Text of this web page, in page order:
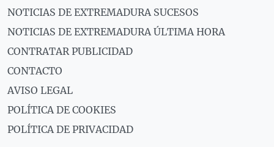
NOTICIAS DE EXTREMADURA SUCESOS
NOTICIAS DE EXTREMADURA ÚLTIMA HORA
CONTRATAR PUBLICIDAD
CONTACTO
AVISO LEGAL
POLÍTICA DE COOKIES
POLÍTICA DE PRIVACIDAD